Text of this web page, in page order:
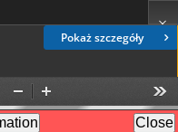
Pokaż szczegóły